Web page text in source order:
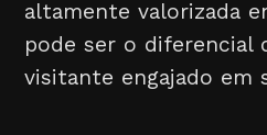
altamente valorizada
pode ser o diferencial
visitante engajado em